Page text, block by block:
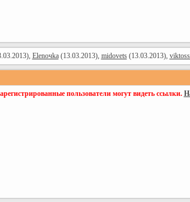
Elenoчka(13.03.2013), midovets(13.03.2013),
пользователи могут видеть ссылки.